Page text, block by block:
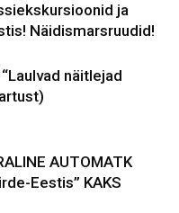
ja
Näidismarsruudid!
näitlejad
AUTOMATK
Eestis” KAKS